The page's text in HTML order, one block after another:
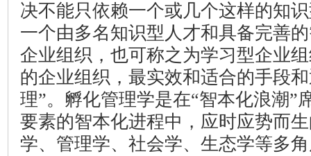
决不能只依赖一个或几个这样的知
一个由多名知识型人才和具备完善
企业组织，也可称之为学习型企业
的企业组织，最实效和适合的手段
理”。孵化管理学是在“智本化浪潮”
要素的智本化进程中，应时应势而
学、管理学、社会学、生态学等多